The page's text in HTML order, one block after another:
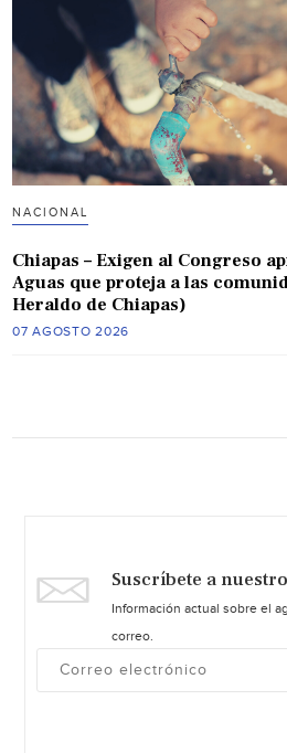
NACIONAL
Chiapas – Exigen al Congreso
Aguas que proteja a las
Heraldo de Chiapas)
07 AGOSTO 2026
Suscríbete a
Información actual sobre el
correo.